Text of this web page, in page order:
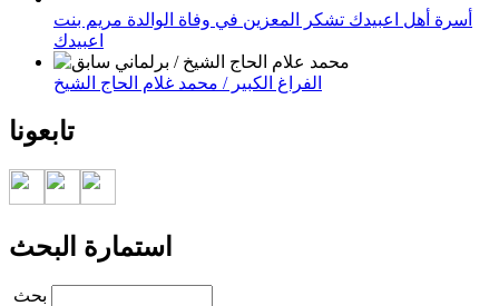
أسرة أهل اعبيدك تشكر المعزين في وفاة الوالدة مريم بنت
اعبيدك
الفراغ الكبير / محمد غلام الحاج الشيخ
تابعونا
استمارة البحث
‏بحث ‏